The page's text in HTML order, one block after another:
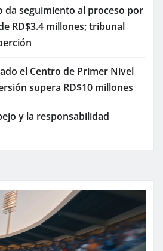
da seguimiento al proceso por
RD$3.4 millones; tribunal
el Centro de Primer Nivel
supera RD$10 millones
y la responsabilidad